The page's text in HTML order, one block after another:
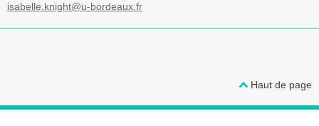
isabelle.knight@u-bordeaux.fr
Haut de page